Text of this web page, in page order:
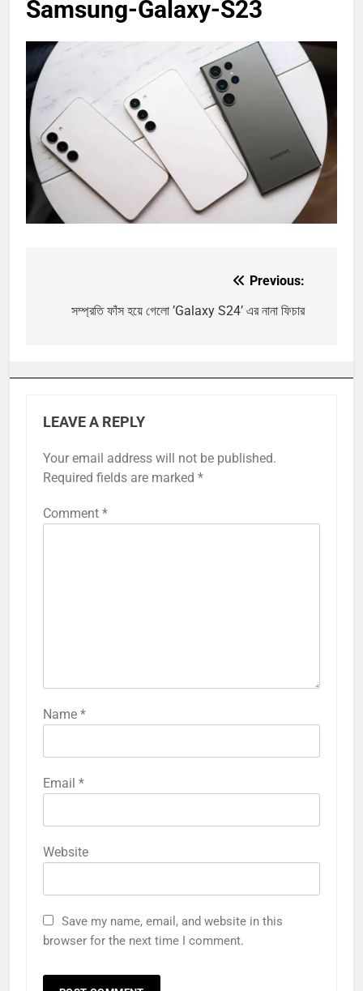
Samsung-Galaxy-S23
navigation
Previous:
সম্প্রতি ফাঁস হয়ে গেলো ’Galaxy S24’ এর নানা ফিচার
LEAVE A REPLY
Your email address will not be published.
Required fields are marked *
Comment *
Name *
Email *
Website
Save my name, email, and website in this
browser for the next time I comment.